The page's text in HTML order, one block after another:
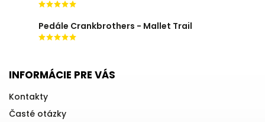
Pedále Crankbrothers - Mallet Trail
INFORMÁCIE PRE VÁS
Kontakty
Časté otázky